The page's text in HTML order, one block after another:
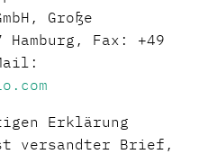
Große
Fax: +49
Erklärung
versandter Brief,